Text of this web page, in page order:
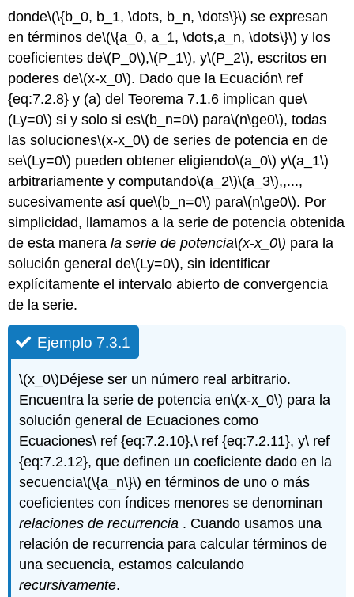
donde\(\{b_0, b_1, \dots, b_n, \dots\}\) se expresan
en términos de\(\{a_0, a_1, \dots,a_n, \dots\}\) y los
coeficientes de\(P_0\),\(P_1\), y\(P_2\), escritos en
poderes de\(x-x_0\). Dado que la Ecuación\ ref
{eq:7.2.8} y (a) del Teorema 7.1.6 implican que\
(Ly=0\) si y solo si es\(b_n=0\) para\(n\ge0\), todas
las soluciones\(x-x_0\) de series de potencia en de
se\(Ly=0\) pueden obtener eligiendo\(a_0\) y\(a_1\)
arbitrariamente y computando\(a_2\)\(a_3\),,...,
sucesivamente así que\(b_n=0\) para\(n\ge0\). Por
simplicidad, llamamos a la serie de potencia obtenida
de esta manerala serie de potencia\(x-x_0\) para la
solución general de\(Ly=0\), sin identificar
explícitamente el intervalo abierto de convergencia
de la serie.
Ejemplo 7.3.1
\(x_0\)Déjese ser un número real arbitrario.
Encuentra la serie de potencia en\(x-x_0\) para la
solución general de Ecuaciones como
Ecuaciones\ ref {eq:7.2.10},\ ref {eq:7.2.11}, y\ ref
{eq:7.2.12}, que definen un coeficiente dado en la
secuencia\(\{a_n\}\) en términos de uno o más
coeficientes con índices menores se denominan
relaciones de recurrencia . Cuando usamos una
relación de recurrencia para calcular términos de
una secuencia, estamos calculando
recursivamente.